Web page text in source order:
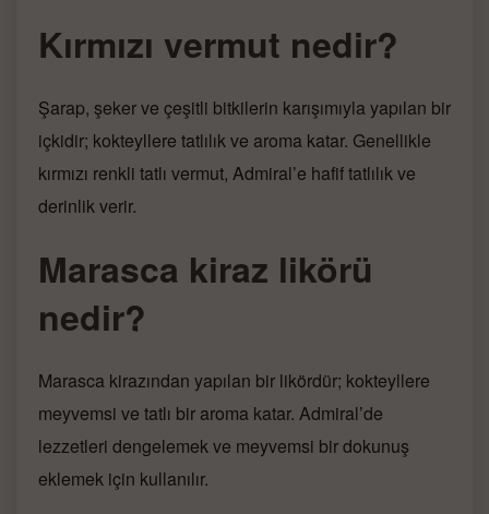
Kırmızı vermut nedir?
Şarap, şeker ve çeşitli bitkilerin karışımıyla yapılan bir
içkidir; kokteyllere tatlılık ve aroma katar. Genellikle
kırmızı renkli tatlı vermut, Admiral’e hafif tatlılık ve
derinlik verir.
Marasca kiraz likörü
nedir?
Marasca kirazından yapılan bir likördür; kokteyllere
meyvemsi ve tatlı bir aroma katar. Admiral’de
lezzetleri dengelemek ve meyvemsi bir dokunuş
eklemek için kullanılır.